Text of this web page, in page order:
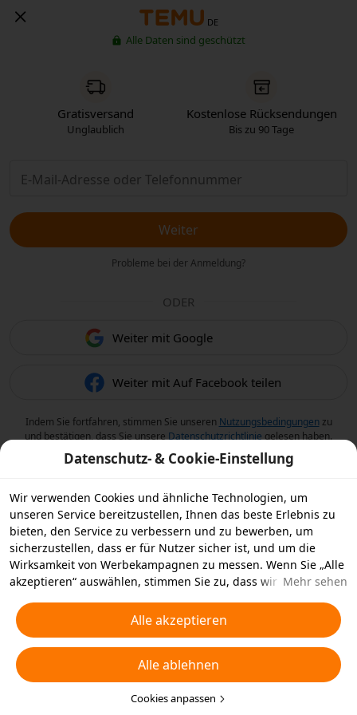
DE
Alle Daten sind geschützt
Gratisversand
Unglaublich
Kostenlose Rücksendungen
Bis zu 90 Tage
Weiter
Probleme bei der Anmeldung?
ODER
Weiter mit Google
Weiter mit Auf Facebook teilen
Indem Sie fortfahren, stimmen Sie unseren Nutzungsbedingungen zu
und bestätigen, dass Sie unsere Datenschutzrichtlinie gelesen haben.
Datenschutz- & Cookie-Einstellung
Wir verwenden Cookies und ähnliche Technologien, um
unseren Service bereitzustellen, Ihnen das beste Erlebnis zu
bieten, den Service zu verbessern und zu bewerben, um
sicherzustellen, dass er für Nutzer sicher ist, und um die
Wirksamkeit von Werbekampagnen zu messen. Wenn Sie „Alle
akzeptieren“ auswählen, stimmen Sie zu, dass wir und die
ähnliche Technologien für Werbezwecke auf Ihrem Gerät
speichern. Alternativ können Sie auch über „Alle ablehnen“
nicht notwendige Cookies ablehnen oder auswählen, welche
Arten von Cookies Sie akzeptieren oder deaktivieren möchten,
indem Sie unten oder jederzeit in Ihren
Datenschutzeinstellungen auf „Cookies anpassen“ klicken.
Mehr sehen
Alle akzeptieren
Alle ablehnen
Cookies anpassen